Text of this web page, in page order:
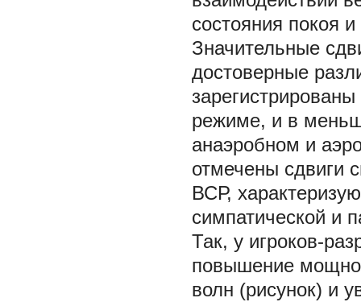
состояния покоя
Значительные
достоверные
режиме, и в
анаэробном и
отмечены сдвиги
ВСР,
симпатической и
Так, у игроков-
повышение
волн (рисунок) и